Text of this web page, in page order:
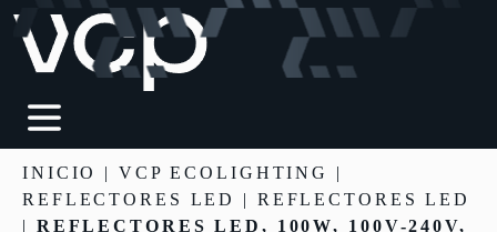
INICIO | VCP ECOLIGHTING
|
REFLECTORES LED
| REFLECTORES LED
| REFLECTORES LED, 100W, 100V-240V,